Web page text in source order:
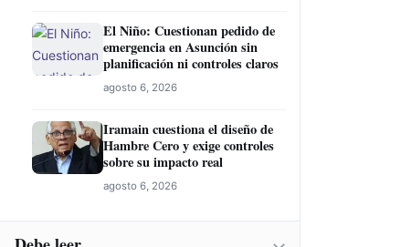
El Niño: Cuestionan pedido de
emergencia en Asunción sin
planificación ni controles claros
agosto 6, 2026
Iramain cuestiona el diseño de
Hambre Cero y exige controles
sobre su impacto real
agosto 6, 2026